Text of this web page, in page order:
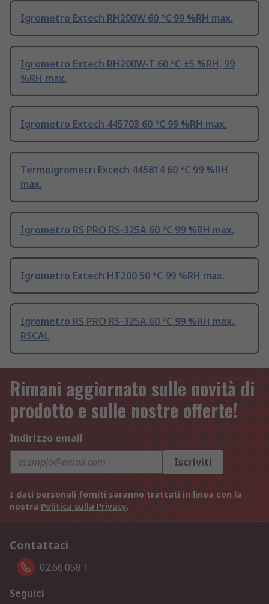
Igrometro Extech RH200W 60 °C 99 %RH max.
Igrometro Extech RH200W-T 60 °C ±5 %RH, 99
%RH max.
Igrometro Extech 445703 60 °C 99 %RH max.
Termoigrometri Extech 445814 60 °C 99 %RH
max.
Igrometro RS PRO RS-325A 60 °C 99 %RH max.
Igrometro Extech HT200 50 °C 99 %RH max.
Igrometro RS PRO RS-325A 60 °C 99 %RH max.,
RSCAL
Rimani aggiornato sulle novità di
prodotto e sulle nostre offerte!
Indirizzo email
Iscriviti
I dati personali forniti saranno trattati in linea con la
nostra Politica sulla Privacy.
Contattaci
02.66.058.1
Seguici